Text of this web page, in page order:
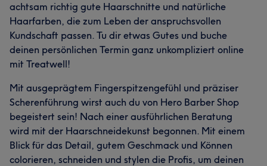
achtsam richtig gute Haarschnitte und natürliche
Haarfarben, die zum Leben der anspruchsvollen
Kundschaft passen. Tu dir etwas Gutes und buche
deinen persönlichen Termin ganz unkompliziert online
mit Treatwell!
Mit ausgeprägtem Fingerspitzengefühl und präziser
Scherenführung wirst auch du von Hero Barber Shop
begeistert sein! Nach einer ausführlichen Beratung
wird mit der Haarschneidekunst begonnen. Mit einem
Blick für das Detail, gutem Geschmack und Können
colorieren, schneiden und stylen die Profis, um deinen